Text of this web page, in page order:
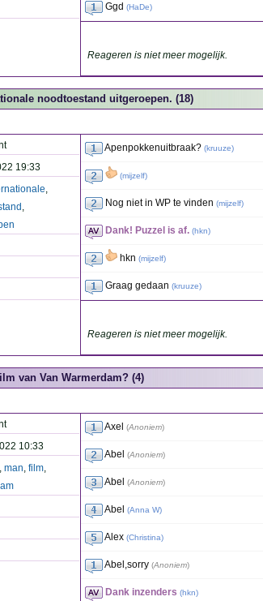
Ggd (HaDe)
Reageren is niet meer mogelijk.
noodtoestand uitgeroepen. (18)
19:33
,
,
Apenpokkenuitbraak? (kruuze)
(mijzelf)
Nog niet in WP te vinden (mijzelf)
Dank! Puzzel is af. (hkn)
hkn (mijzelf)
Graag gedaan (kruuze)
Reageren is niet meer mogelijk.
van Van Warmerdam? (4)
10:33
, man, film,
Axel (Anoniem)
Abel (Anoniem)
Abel (Anoniem)
Abel (Anna W)
Alex (Christina)
Abel,sorry (Anoniem)
Dank inzenders (hkn)